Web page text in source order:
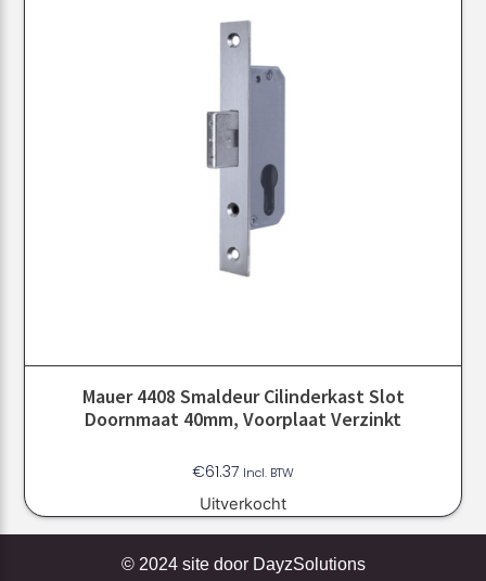
Mauer 4408 Smaldeur Cilinderkast Slot
Doornmaat 40mm, Voorplaat Verzinkt
€61.37 Incl. BTW
Uitverkocht
© 2024 site door DayzSolutions